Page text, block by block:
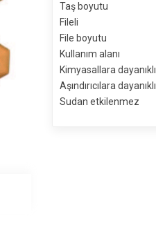
Taş boyutu
Fileli
File boyutu
Kullanım alanı
Kimyasallara dayanıklı
Aşındırıcılara dayanıklı
Sudan etkilenmez